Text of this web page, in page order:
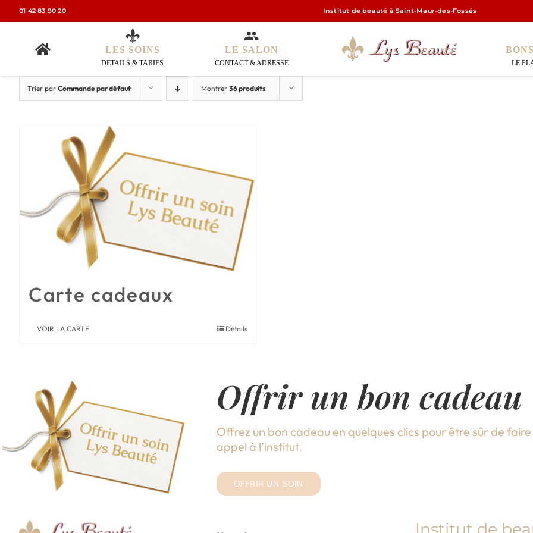
Passer
au
01 42 83 90 20 Institut de beauté à Saint-Maur-des-Fossés
LES SOINS
DETAILS & TARIFS
LE SALON
CONTACT & ADRESSE LE
Trier par Commande par défaut Montrer 36 produits
Carte cadeaux
VOIR LA CARTE Détails
Offrir un bon cadeau
Offrez un bon cadeau en quelques clics pour être sûr de
appel à l’institut.
OFFRIR UN SOIN